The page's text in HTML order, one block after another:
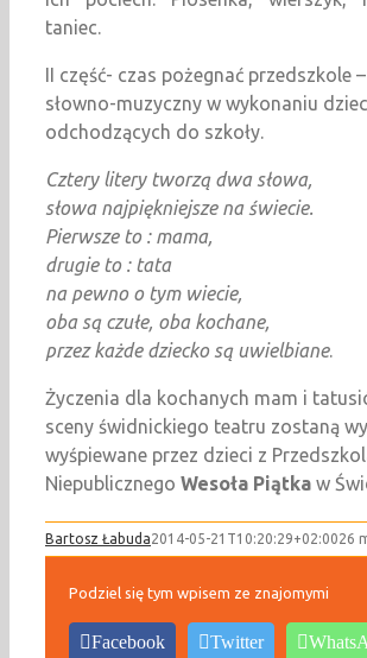
taniec.
II część- czas pożegnać przedszkole
słowno-muzyczny w wykonaniu
odchodzących do szkoły.
Cztery litery tworzą dwa słowa,
słowa najpiękniejsze na świecie.
Pierwsze to : mama,
drugie to : tata
na pewno o tym wiecie,
oba są czułe, oba kochane,
przez każde dziecko są uwielbiane.
Życzenia dla kochanych mam i
sceny świdnickiego teatru zostaną
wyśpiewane przez dzieci z
Niepublicznego Wesoła Piątka w
Bartosz Łabuda2014-05-21T10:20:29+02:0026
Podziel się tym wpisem ze znajomymi
Facebook Twitter